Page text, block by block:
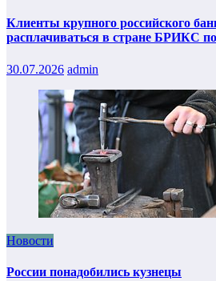
Клиенты крупного российского
расплачиваться в стране БРИКС
30.07.2026 admin
Новости
России понадобились кузнецы